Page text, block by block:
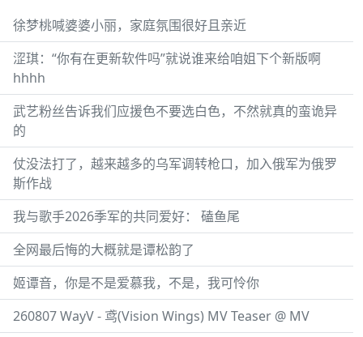
徐梦桃喊婆婆小丽，家庭氛围很好且亲近
涩琪：“你有在更新软件吗”就说谁来给咱姐下个新版啊
hhhh
武艺粉丝告诉我们应援色不要选白色，不然就真的蛮诡异
的
仗没法打了，越来越多的乌军调转枪口，加入俄军为俄罗
斯作战
我与歌手2026季军的共同爱好： 磕鱼尾
全网最后悔的大概就是谭松韵了
姬谭音，你是不是爱慕我，不是，我可怜你
260807 WayV - 鸢(Vision Wings) MV Teaser @ MV